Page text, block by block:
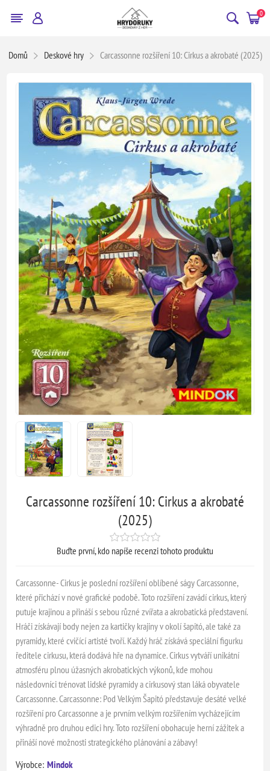
0
Domů Deskové hry Carcassonne rozšíření 10: Cirkus a akrobaté (2025)
Carcassonne rozšíření 10: Cirkus a akrobaté
(2025)
Buďte první, kdo napíše recenzi tohoto produktu
Carcassonne- Cirkus je poslední rozšíření oblíbené ságy Carcassonne,
které přichází v nové grafické podobě. Toto rozšíření zavádí cirkus, který
putuje krajinou a přináší s sebou různé zvířata a akrobatická představení.
Hráči získávají body nejen za kartičky krajiny v okolí šapitó, ale také za
pyramidy, které cvičící artisté tvoří. Každý hráč získává speciální figurku
ředitele cirkusu, která dodává hře na dynamice. Cirkus vytváří unikátní
atmosféru plnou úžasných akrobatických výkonů, kde mohou
následovníci trénovat lidské pyramidy a cirkusový stan láká obyvatele
Carcassonne. Carcassonne: Pod Velkým Šapitó představuje desáté velké
rozšíření pro Carcassonne a je prvním velkým rozšířením vycházejícím
výhradně pro druhou edici hry. Toto rozšíření obohacuje herní zážitek a
přináší nové možnosti strategického plánování a zábavy!
Výrobce: Mindok